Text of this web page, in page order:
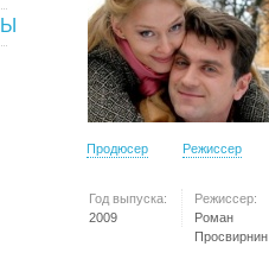
Продюсер Режиссер
Год выпуска:
2009
Режиссер:
Роман
Просвирнин